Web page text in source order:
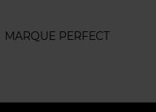
MARQUE PERFECT